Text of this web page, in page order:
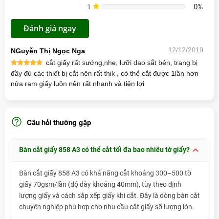
1 0%
Đánh giá ngay
NGuyễn Thị Ngọc Nga
12/12/2019
cắt giấy rất sướng,nhe, lưỡi dao sắt bén, trang bị
đầy đủ các thiết bị cắt nên rất thik , có thể cắt được 1lần hơn
nửa ram giấy luôn nên rất nhanh và tiện lợi
Câu hỏi thường gặp
Bàn cắt giấy 858 A3 có thể cắt tối đa bao nhiêu tờ giấy?
Bàn cắt giấy 858 A3 có khả năng cắt khoảng 300–500 tờ
giấy 70gsm/lần (độ dày khoảng 40mm), tùy theo định
lượng giấy và cách sắp xếp giấy khi cắt. Đây là dòng bàn cắt
chuyên nghiệp phù hợp cho nhu cầu cắt giấy số lượng lớn.